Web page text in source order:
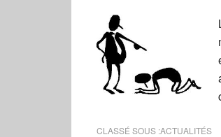
CLASSÉ SOUS :ACTUALITÉS